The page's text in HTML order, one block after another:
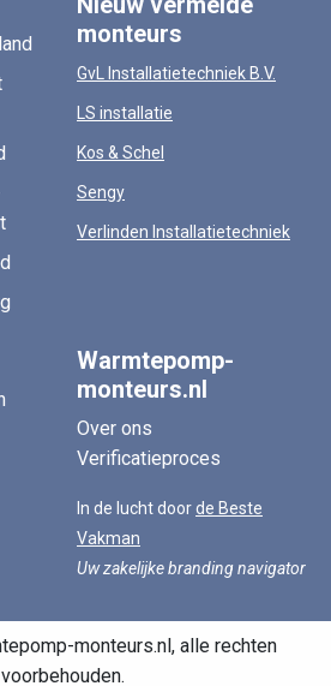
monteurs
GvL Installatietechniek B.V.
LS installatie
Kos & Schel
Sengy
Verlinden Installatietechniek
Warmtepomp-
monteurs.nl
Over ons
Verificatieproces
In de lucht doorde Beste
Vakman
Uw zakelijke branding navigator
monteurs.nl, alle rechten
voorbehouden.